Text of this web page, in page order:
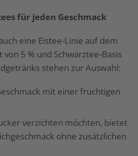
für jeden Geschmack
eine Eistee-Linie auf dem
5 % und Schwarztee-Basis
stehen zur Auswahl:
mit einer fruchtigen
verzichten möchten, bietet
ohne zusätzlichen